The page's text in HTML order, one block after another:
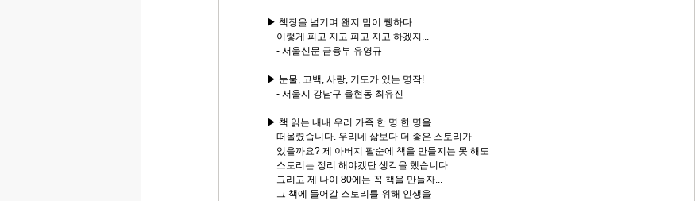
▶ 책장을 넘기며 왠지 맘이 퀭하다.
이렇게 피고 지고 피고 지고 하겠지...
- 서울신문 금융부 유영규
▶ 눈물, 고백, 사랑, 기도가 있는 명작!
- 서울시 강남구 율현동 최유진
▶ 책 읽는 내내 우리 가족 한 명 한 명을
떠올렸습니다. 우리네 삶보다 더 좋은 스토리가
있을까요? 제 아버지 팔순에 책을 만들지는 못 해도
스토리는 정리 해야겠단 생각을 했습니다.
그리고 제 나이 80에는 꼭 책을 만들자...
그 책에 들어갈 스토리를 위해 인생을